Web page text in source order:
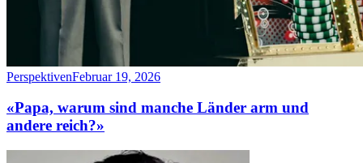
PerspektivenFebruar 19, 2026
«Papa, warum sind manche Länder arm und
andere reich?»